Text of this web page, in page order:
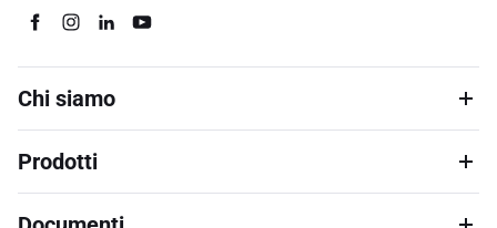
Chi siamo
Prodotti